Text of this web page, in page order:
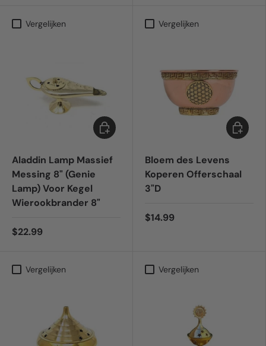
Vergelijken
Aladdin Lamp Massief
Messing 8" (Genie
Lamp) Voor Kegel
Wierookbrander 8"
$22.99
Toevoegen aan winkelwagen
Vergelijken
Bloem des Levens
Koperen Offerschaal
3"D
$14.99
Vergelijken Vergelijken